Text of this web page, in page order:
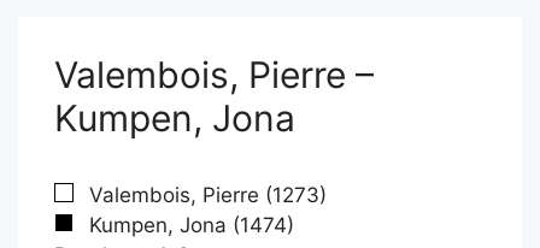
Valembois, Pierre –
Kumpen, Jona
Valembois, Pierre (1273)
Kumpen, Jona (1474)